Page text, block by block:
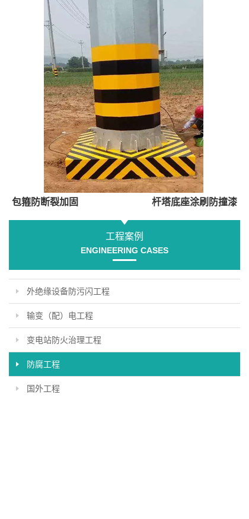
包箍防断裂加固 杆塔底座涂刷防撞漆
工程案例
ENGINEERING CASES
外绝缘设备防污闪工程
输变（配）电工程
变电站防火治理工程
防腐工程
国外工程